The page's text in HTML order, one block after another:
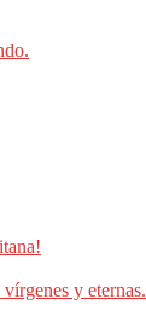
y eternas.